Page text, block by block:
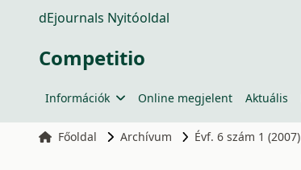
dEjournals Nyitóoldal
Competitio
Információk Online megjelent Aktuális
Főoldal Archívum Évf. 6 szám 1 (2007)